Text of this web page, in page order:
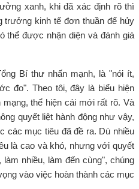
xanh, khi đã xác định rõ thì
trưởng kinh tế đơn thuần để hủy
thể được nhận diện và đánh giá
Bí thư nhấn mạnh, là "nói ít,
đo". Theo tôi, đây là biểu hiện
thể hiện cái mới rất rõ. Và
quyết liệt hành động như vậy,
các mục tiêu đã đề ra. Dù nhiều
là cao và khó, nhưng với quyết
nhiều, làm đến cùng", chúng
vào việc hoàn thành các mục